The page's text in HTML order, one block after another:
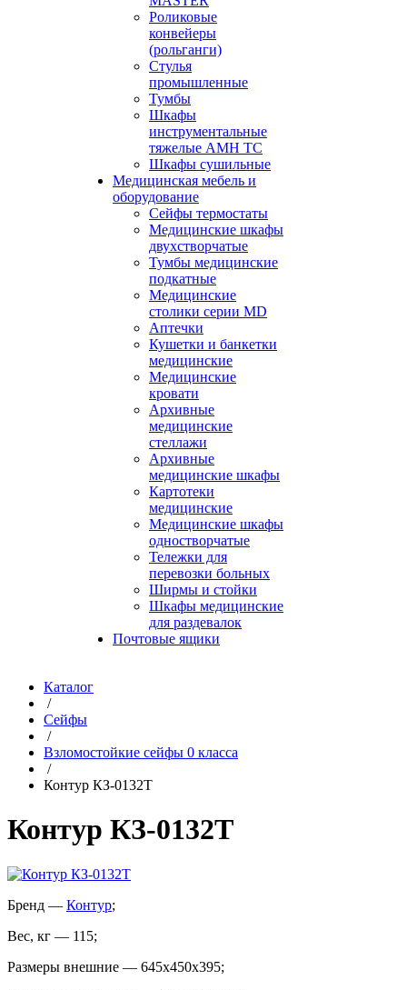
Роликовые
конвейеры
(рольганги)
Стулья
промышленные
Тумбы
Шкафы
инструментальные
тяжелые АМН ТС
Шкафы сушильные
Медицинская мебель и
оборудование
Сейфы термостаты
Медицинские шкафы
двухстворчатые
Тумбы медицинские
подкатные
Медицинские
столики серии MD
Аптечки
Кушетки и банкетки
медицинские
Медицинские
кровати
Архивные
медицинские
стеллажи
Архивные
медицинские шкафы
Картотеки
медицинские
Медицинские шкафы
одностворчатые
Тележки для
перевозки больных
Ширмы и стойки
Шкафы медицинские
для раздевалок
Почтовые ящики
Каталог
/
Сейфы
/
Взломостойкие сейфы 0 класса
/
Контур КЗ-0132Т
Контур КЗ-0132Т
Бренд — Контур;
Вес, кг — 115;
Размеры внешние — 645х450х395;